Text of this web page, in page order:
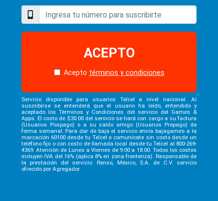
ACEPTO
Acepto términos y condiciones
Servicio disponible para usuarios Telcel a nivel nacional. Al
suscribirse se entenderá que el usuario ha leído, entendido y
aceptado los Términos y Condiciones del servicio del Games &
Apps. El costo de $30.00 del servicio se hará con cargo a su factura
(Usuarios Pospago) o a su saldo amigo (Usuarios Prepago) de
forma semanal. Para dar de baja el servicio envía bajagames a la
marcación 60100 desde tu Telcel o comunícate sin costo desde un
teléfono fijo o con costo de llamada local desde tu Telcel al 800-269-
4369. Atención de Lunes a Viernes de 9:00 a 18:00. Todos los costos
incluyen IVA del 16% (aplica 8% en zona fronteriza). Responsable de
la prestación del servicio: Renxo, México, S.A. de C.V. servicio
ofrecido por Agregador